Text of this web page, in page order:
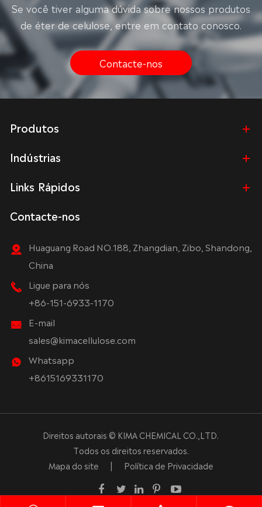
Se você tiver alguma dúvida sobre nossos produtos
de éter de celulose, entre em contato conosco.
Contacte-nos
Produtos
Indústrias
Links Rápidos
Contacte-nos
Huaguang Road NO.188, Zhangdian, Zibo, Shandong,
China
Ligue para nós
+86-151-6933-1170
E-mail
sales@kimacellulose.com
Whatsapp
+8615169331170
Direitos autorais © KIMA CHEMICAL CO.,LTD.
Todos os direitos reservados.
Mapa do site
| Política de Privacidade